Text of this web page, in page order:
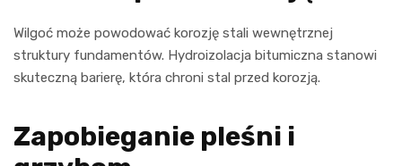
Wilgoć może powodować korozję stali wewnętrznej
struktury fundamentów. Hydroizolacja bitumiczna stanowi
skuteczną barierę, która chroni stal przed korozją.
Zapobieganie pleśni i